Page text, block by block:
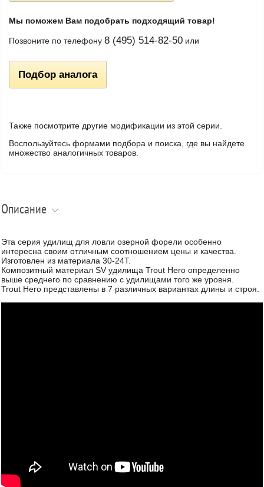
Мы поможем Вам подобрать подходящий товар!
Позвоните по телефону 8 (495) 514-82-50 или
Подбор аналога
Также посмотрите другие модификации из этой серии.
Воспользуйтесь формами подбора и поиска, где вы найдете
множество аналогичных товаров.
Описание
Эта серия удилищ для ловли озерной форели особенно
интересна своим отличным соотношением цены и качества.
Изготовлен из материала 30-24T.
Композитный материал SV удилища Trout Hero определенно
выше среднего по сравнению с удилищами того же уровня.
Trout Hero представлены в 7 различных вариантах длины и строя.